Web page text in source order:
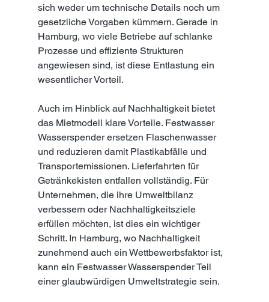
sich weder um technische Details noch um
gesetzliche Vorgaben kümmern. Gerade in
Hamburg, wo viele Betriebe auf schlanke
Prozesse und effiziente Strukturen
angewiesen sind, ist diese Entlastung ein
wesentlicher Vorteil.
Auch im Hinblick auf Nachhaltigkeit bietet
das Mietmodell klare Vorteile. Festwasser
Wasserspender ersetzen Flaschenwasser
und reduzieren damit Plastikabfälle und
Transportemissionen. Lieferfahrten für
Getränkekisten entfallen vollständig. Für
Unternehmen, die ihre Umweltbilanz
verbessern oder Nachhaltigkeitsziele
erfüllen möchten, ist dies ein wichtiger
Schritt. In Hamburg, wo Nachhaltigkeit
zunehmend auch ein Wettbewerbsfaktor ist,
kann ein Festwasser Wasserspender Teil
einer glaubwürdigen Umweltstrategie sein.